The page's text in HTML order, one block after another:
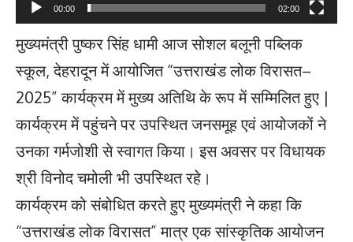
00:00 02:00
मुख्यमंत्री पुष्कर सिंह धामी आज सोशल बलूनी पब्लिक
स्कूल, देहरादून में आयोजित “उत्तराखंड लोक विरासत–
2025” कार्यक्रम में मुख्य अतिथि के रूप में सम्मिलित हुए |
कार्यक्रम में पहुंचने पर उपस्थित जनसमूह एवं आयोजकों ने
उनका गर्मजोशी से स्वागत किया। इस अवसर पर विधायक
श्री विनोद चमोली भी उपस्थित रहे।
कार्यक्रम को संबोधित करते हुए मुख्यमंत्री ने कहा कि
“उत्तराखंड लोक विरासत” मात्र एक सांस्कृतिक आयोजन